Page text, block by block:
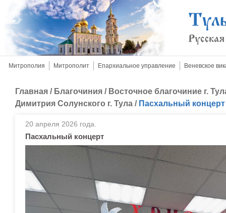
Митрополия Митрополит Епархиальное управление Веневское
Главная / Благочиния / Восточное благочиние г.
Димитрия Солунского г. Тула / Пасхальный концерт
20 апреля 2026 года.
Пасхальный концерт